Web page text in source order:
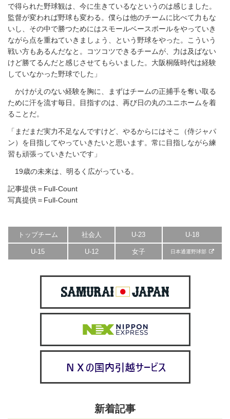
で得られた野球観は、今に生きているなというのは感じました。
監督が変われば野球も変わる。僕らは他のチームに比べて力もな
いし、その中で勝つためにはスモールベースボールをやっていき
ながら点を重ねていきましょう、という野球をやった。こういう
戦い方もあるんだなと。コツコツできるチームが、力は及ばない
けど勝てるんだと感じさせてもらいました。大阪桐蔭時代は経験
していなかった野球でした」
かけがえのない経験を胸に、まずはチームの正捕手を奪い取る
ために汗を流す毎日。目指すのは、再び日の丸のユニホームを着
ることだ。
「まだまだ実力不足なんですけど、やるからにはそこ（侍ジャパ
ン）を目指してやっていきたいと思います。常に目指しながら練
習も頑張っていきたいです」
19歳の未来は、明るく広がっている。
記事提供＝Full-Count
写真提供＝Full-Count
トップチーム 社会人 U-23 U-18
U-15 U-12 女子 日本通運野球部
新着記事